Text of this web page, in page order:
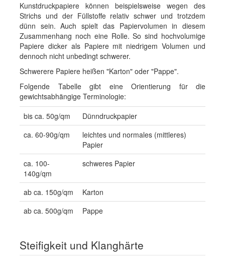
Kunstdruckpapiere können beispielsweise wegen des
Strichs und der Füllstoffe relativ schwer und trotzdem
dünn sein. Auch spielt das Papiervolumen in diesem
Zusammenhang noch eine Rolle. So sind hochvolumige
Papiere dicker als Papiere mit niedrigem Volumen und
dennoch nicht unbedingt schwerer.
Schwerere Papiere heißen "Karton" oder "Pappe".
Folgende Tabelle gibt eine Orientierung für die
gewichtsabhängige Terminologie:
bis ca. 50g/qm
Dünndruckpapier
ca. 60-90g/qm
leichtes und normales (mittleres)
Papier
ca. 100-
140g/qm
schweres Papier
ab ca. 150g/qm
Karton
ab ca. 500g/qm
Pappe
Steifigkeit und Klanghärte